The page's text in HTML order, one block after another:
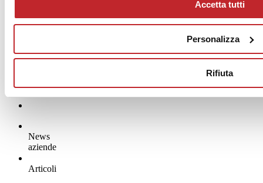
Accetta tutti
Personalizza
Rifiuta
News
aziende
Articoli